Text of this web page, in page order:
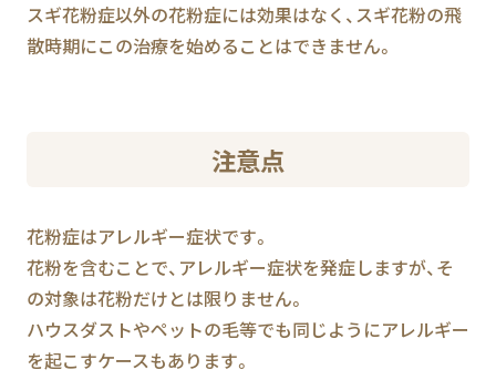
スギ花粉症以外の花粉症には効果はなく、スギ花粉の飛
散時期にこの治療を始めることはできません。
注意点
花粉症はアレルギー症状です。
花粉を含むことで、アレルギー症状を発症しますが、そ
の対象は花粉だけとは限りません。
ハウスダストやペットの毛等でも同じようにアレルギー
を起こすケースもあります。